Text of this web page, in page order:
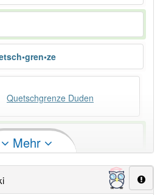
Quetschgrenze Duden
Mehr